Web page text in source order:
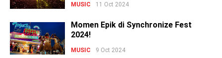
MUSIC 11 Oct 2024
Momen Epik di Synchronize Fest
2024!
MUSIC 9 Oct 2024